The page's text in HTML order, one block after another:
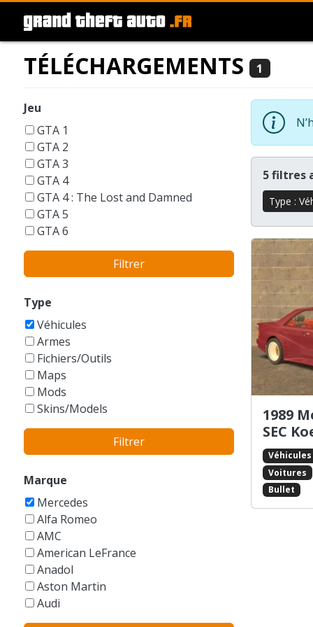
TÉLÉCHARGEMENTS 1
Jeu
GTA 1
GTA 2
GTA 3
GTA 4
GTA 4 : The Lost and Damned
GTA 5
GTA 6
GTA Liberty City Stories
GTA London 1969
GTA San Andreas
GTA Vice City
Filtrer
Type
Véhicules
Armes
Fichiers/Outils
Maps
Mods
Skins/Models
Filtrer
Marque
Mercedes
Alfa Romeo
AMC
American LeFrance
Anadol
Aston Martin
Audi
Austin
5 filtres
Type :
1989
SEC
Véhicules
Voitures
Bullet